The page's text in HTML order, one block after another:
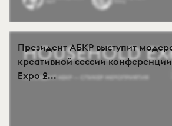
Президент АБКР выступит
креативной сессии
Expo 2...